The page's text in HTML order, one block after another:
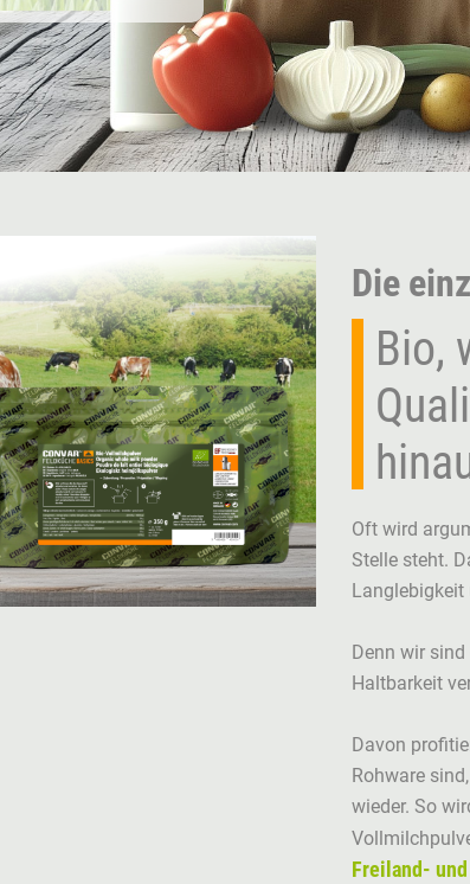
Die
Bio,
Oft wird
Stelle steht.
Langlebigkeit
Denn wir
Haltbarkeit
Davon
Rohware
wieder. So
Freiland-